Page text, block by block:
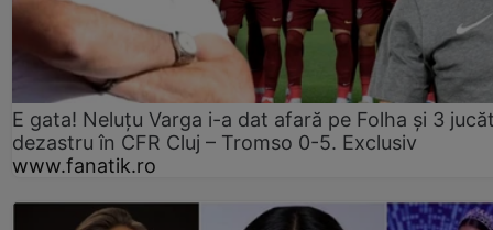
E gata! Neluțu Varga i-a dat afară pe Folha și 3
dezastru în CFR Cluj – Tromso 0-5. Exclusiv
www.fanatik.ro